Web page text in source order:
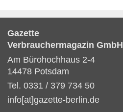
Gazette
Verbrauchermagazin GmbH
Am Bürohochhaus 2-4
14478 Potsdam
Tel. 0331 / 379 734 50
info[at]gazette-berlin.de